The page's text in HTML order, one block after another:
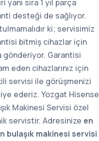
yanı sıra 1 yıl parça
desteği de sağlıyor.
ki; servisimiz
bitmiş cihazlar için
gönderiyor. Garantisi
eden cihazlarınız için
servisi ile görüşmenizi
ederiz. Yozgat Hisense
Makinesi Servisi özel
servistir. Adresinize en
bulaşık makinesi servisi